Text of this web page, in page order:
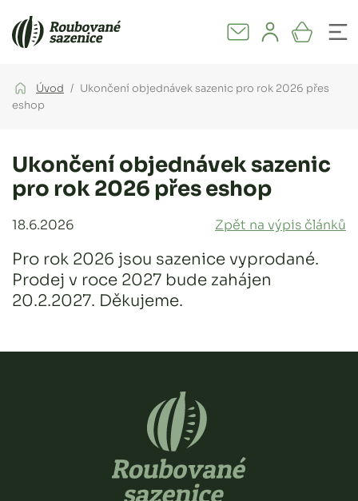
Úvod
Ukončení objednávek sazenic pro rok 2026 přes
eshop
Ukončení objednávek sazenic
pro rok 2026 přes eshop
Zpět na výpis článků
18.6.2026
Pro rok 2026 jsou sazenice vyprodané.
Prodej v roce 2027 bude zahájen
20.2.2027. Děkujeme.